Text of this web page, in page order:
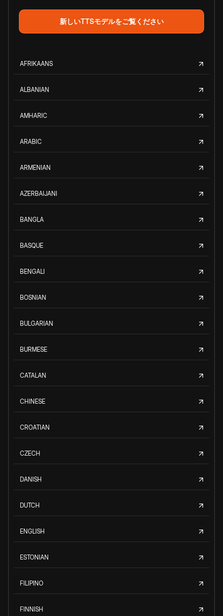
新しいTTSモデルをご覧ください
AFRIKAANS
ALBANIAN
AMHARIC
ARABIC
ARMENIAN
AZERBAIJANI
BANGLA
BASQUE
BENGALI
BOSNIAN
BULGARIAN
BURMESE
CATALAN
CHINESE
CROATIAN
CZECH
DANISH
DUTCH
ENGLISH
ESTONIAN
FILIPINO
FINNISH